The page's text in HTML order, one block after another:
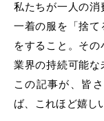
私たちが一人の消
一着の服を「捨
をすること。そ
業界の持続可能な
この記事が、皆
ば、これほど嬉し